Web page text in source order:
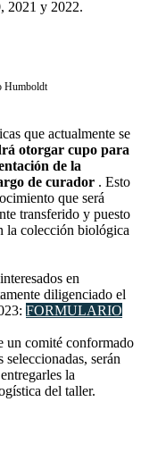
2021 y 2022.
Humboldt
que actualmente se
otorgar cupo para
de la
de curador . Esto
que será
transferido y puesto
la colección biológica
en
diligenciado el
FORMULARIO
un comité conformado
serán
la
del taller.